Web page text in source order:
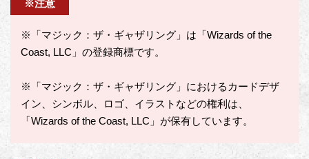
※注意
※「マジック：ザ・ギャザリング」は「Wizards of the
Coast, LLC」の登録商標です。
※「マジック：ザ・ギャザリング」におけるカードデザ
イン、シンボル、ロゴ、イラストなどの権利は、
「Wizards of the Coast, LLC」が保有しています。